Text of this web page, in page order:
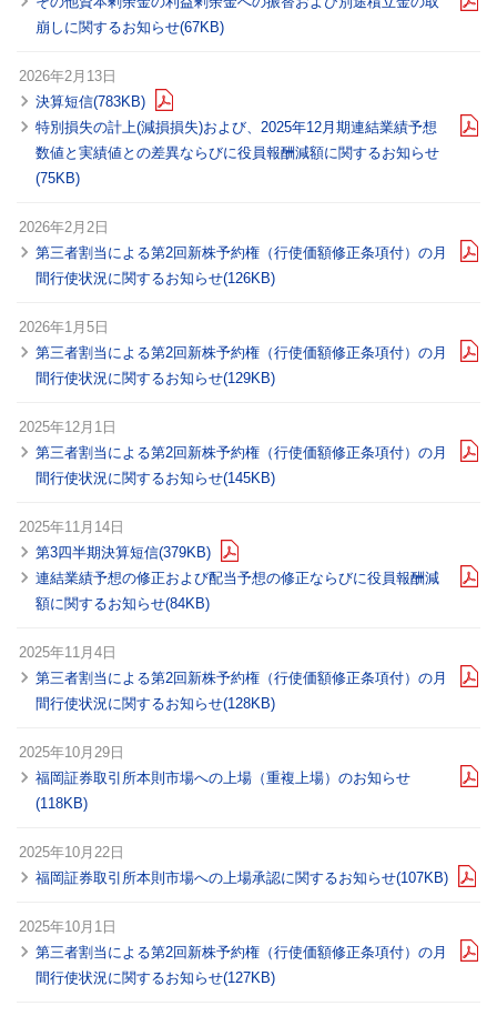
崩しに関するお知らせ(67KB)
2026年2月13日
決算短信(783KB)
特別損失の計上(減損損失)および、2025年12月期連結業績予想
数値と実績値との差異ならびに役員報酬減額に関するお知らせ
(75KB)
2026年2月2日
第三者割当による第2回新株予約権（行使価額修正条項付）の月
間行使状況に関するお知らせ(126KB)
2026年1月5日
第三者割当による第2回新株予約権（行使価額修正条項付）の月
間行使状況に関するお知らせ(129KB)
2025年12月1日
第三者割当による第2回新株予約権（行使価額修正条項付）の月
間行使状況に関するお知らせ(145KB)
2025年11月14日
第3四半期決算短信(379KB)
連結業績予想の修正および配当予想の修正ならびに役員報酬減
額に関するお知らせ(84KB)
2025年11月4日
第三者割当による第2回新株予約権（行使価額修正条項付）の月
間行使状況に関するお知らせ(128KB)
2025年10月29日
福岡証券取引所本則市場への上場（重複上場）のお知らせ
(118KB)
2025年10月22日
福岡証券取引所本則市場への上場承認に関するお知らせ(107KB)
2025年10月1日
第三者割当による第2回新株予約権（行使価額修正条項付）の月
間行使状況に関するお知らせ(127KB)